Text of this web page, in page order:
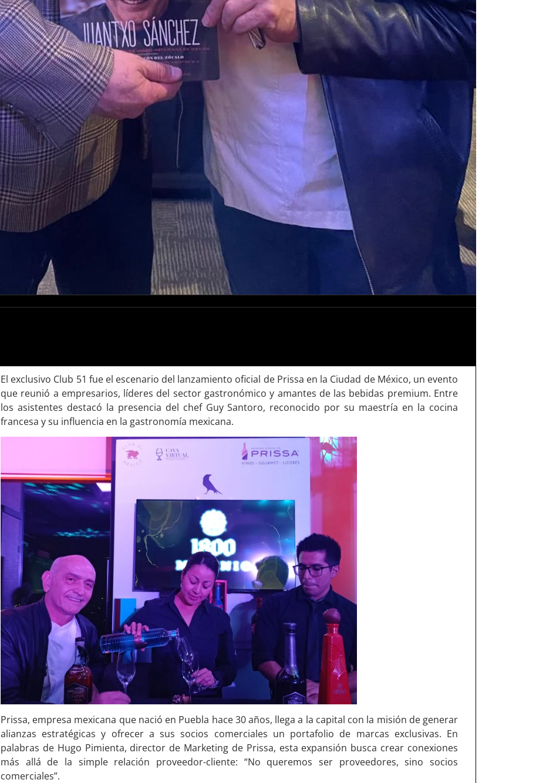
El exclusivo Club 51 fue el escenario del lanzamiento oficial de Prissa en la Ciudad de México, un evento
que reunió a empresarios, líderes del sector gastronómico y amantes de las bebidas premium. Entre
los asistentes destacó la presencia del chef Guy Santoro, reconocido por su maestría en la cocina
francesa y su influencia en la gastronomía mexicana.
Prissa, empresa mexicana que nació en Puebla hace 30 años, llega a la capital con la misión de generar
alianzas estratégicas y ofrecer a sus socios comerciales un portafolio de marcas exclusivas. En
palabras de Hugo Pimienta, director de Marketing de Prissa, esta expansión busca crear conexiones
más allá de la simple relación proveedor-cliente: “No queremos ser proveedores, sino socios
comerciales”.